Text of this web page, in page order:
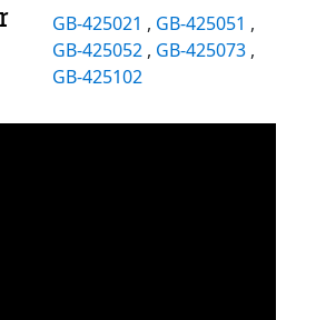
GB-425021 , GB-425051 ,
GB-425052 , GB-425073 ,
GB-425102